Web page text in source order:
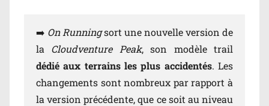
➡️ On Runningsort une nouvelle version de
la Cloudventure Peak, son modèle trail
dédié aux terrains les plus accidentés. Les
changements sont nombreux par rapport à
la version précédente, que ce soit au niveau